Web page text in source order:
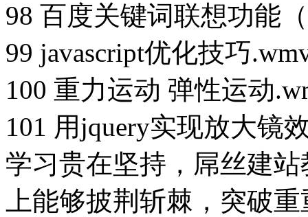
98 百度关键词联想功能
99 javascript优化技巧
100 重力运动 弹性运动
101 用jquery实现放大镜
学习贵在坚持，屌丝建
上能够披荆斩棘，突破